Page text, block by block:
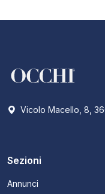
Vicolo Macello, 8,
Sezioni
Annunci